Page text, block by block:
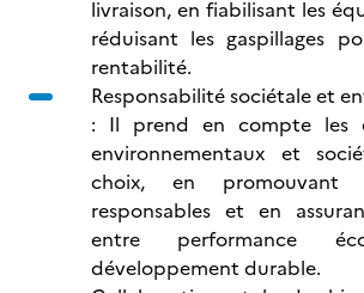
livraison, en fiabilisant les
réduisant les gaspillages
rentabilité.
Responsabilité sociétale et
: Il prend en compte les
environnementaux et
choix, en promouvant
responsables et en
entre performance
développement durable.